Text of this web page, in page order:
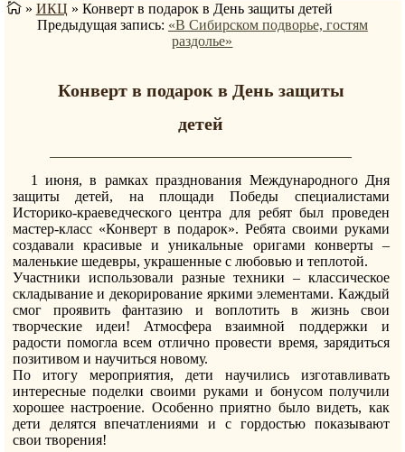
» ИКЦ » Конверт в подарок в День защиты детей
Предыдущая запись: «В Сибирском подворье, гостям
раздолье»
Конверт в подарок в День защиты
детей
1 июня, в рамках празднования Международного Дня
защиты детей, на площади Победы специалистами
Историко-краеведческого центра для ребят был проведен
мастер-класс «Конверт в подарок». Ребята своими руками
создавали красивые и уникальные оригами конверты –
маленькие шедевры, украшенные с любовью и теплотой.
Участники использовали разные техники – классическое
складывание и декорирование яркими элементами. Каждый
смог проявить фантазию и воплотить в жизнь свои
творческие идеи! Атмосфера взаимной поддержки и
радости помогла всем отлично провести время, зарядиться
позитивом и научиться новому.
По итогу мероприятия, дети научились изготавливать
интересные поделки своими руками и бонусом получили
хорошее настроение. Особенно приятно было видеть, как
дети делятся впечатлениями и с гордостью показывают
свои творения!